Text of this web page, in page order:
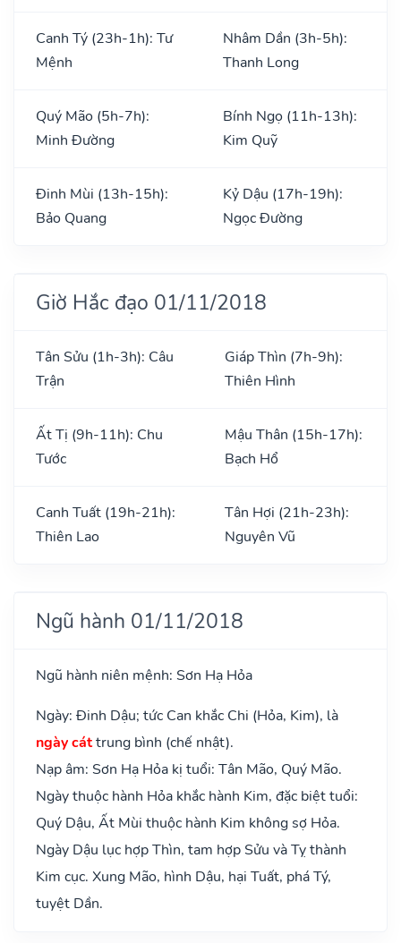
Canh Tý (23h-1h): Tư
Mệnh
Nhâm Dần (3h-5h):
Thanh Long
Quý Mão (5h-7h):
Minh Đường
Bính Ngọ (11h-13h):
Kim Quỹ
Đinh Mùi (13h-15h):
Bảo Quang
Kỷ Dậu (17h-19h):
Ngọc Đường
Giờ Hắc đạo 01/11/2018
Tân Sửu (1h-3h): Câu
Trận
Giáp Thìn (7h-9h):
Thiên Hình
Ất Tị (9h-11h): Chu
Tước
Mậu Thân (15h-17h):
Bạch Hổ
Canh Tuất (19h-21h):
Thiên Lao
Tân Hợi (21h-23h):
Nguyên Vũ
Ngũ hành 01/11/2018
Ngũ hành niên mệnh: Sơn Hạ Hỏa
Ngày: Đinh Dậu; tức Can khắc Chi (Hỏa, Kim), là
ngày cáttrung bình (chế nhật).
Nạp âm: Sơn Hạ Hỏa kị tuổi: Tân Mão, Quý Mão.
Ngày thuộc hành Hỏa khắc hành Kim, đặc biệt tuổi:
Quý Dậu, Ất Mùi thuộc hành Kim không sợ Hỏa.
Ngày Dậu lục hợp Thìn, tam hợp Sửu và Tỵ thành
Kim cục. Xung Mão, hình Dậu, hại Tuất, phá Tý,
tuyệt Dần.